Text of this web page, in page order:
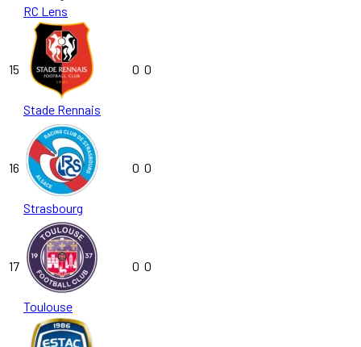
RC Lens
15
Stade Rennais
0 0
16
Strasbourg
0 0
17
Toulouse
0 0